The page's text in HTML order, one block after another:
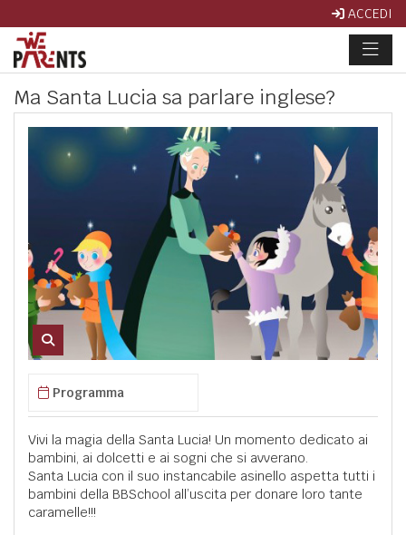
ACCEDI
Ma Santa Lucia sa parlare inglese?
Programma
Vivi la magia della Santa Lucia! Un momento dedicato ai
bambini, ai dolcetti e ai sogni che si avverano.
Santa Lucia con il suo instancabile asinello aspetta tutti i
bambini della BBSchool all’uscita per donare loro tante
caramelle!!!